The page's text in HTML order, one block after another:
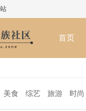
首页
美食 综艺 旅游 时尚